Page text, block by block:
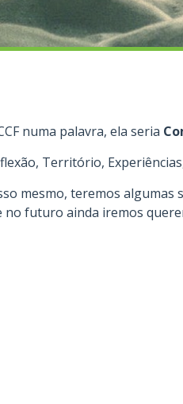
numa palavra, ela seria
Território,
mesmo, teremos algumas
no futuro ainda iremos